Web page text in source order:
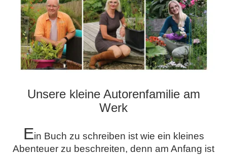
Unsere kleine Autorenfamilie am
Werk
Ein Buch zu schreiben ist wie ein kleines
Abenteuer zu beschreiten, denn am Anfang ist